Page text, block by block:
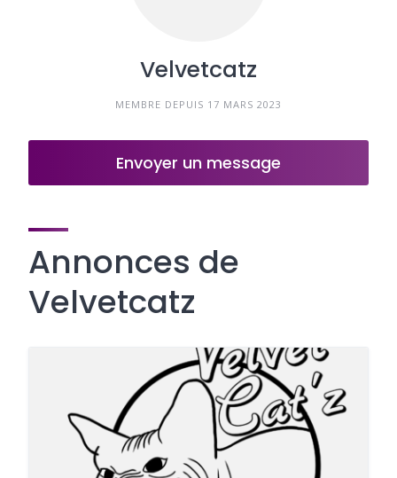
Velvetcatz
MEMBRE DEPUIS 17 MARS 2023
Envoyer un message
Annonces de
Velvetcatz